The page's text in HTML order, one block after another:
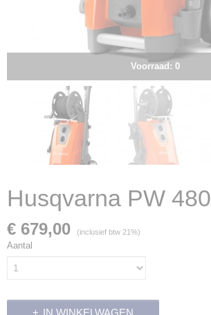
Voorraad: 0
Husqvarna PW 480
€ 679,00 (inclusief btw 21%)
Aantal
IN WINKELWAGEN